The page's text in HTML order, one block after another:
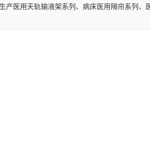
产医用天轨输液架系列、病床医用隔帘系列